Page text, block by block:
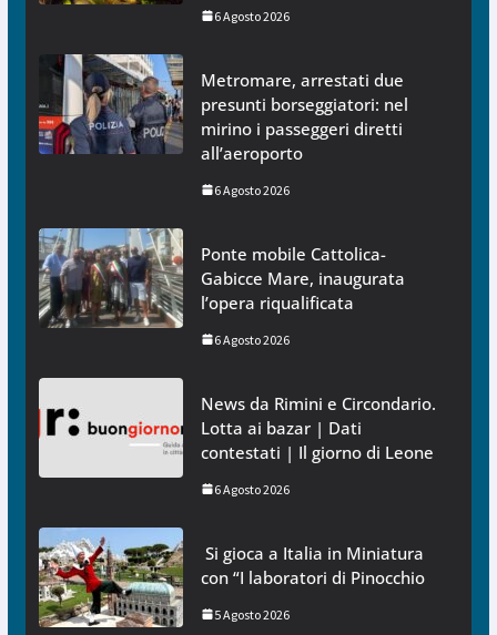
6 Agosto 2026
Metromare, arrestati due
presunti borseggiatori: nel
mirino i passeggeri diretti
all’aeroporto
6 Agosto 2026
Ponte mobile Cattolica-
Gabicce Mare, inaugurata
l’opera riqualificata
6 Agosto 2026
News da Rimini e Circondario.
Lotta ai bazar | Dati
contestati | Il giorno di Leone
6 Agosto 2026
Si gioca a Italia in Miniatura
con “I laboratori di Pinocchio
5 Agosto 2026